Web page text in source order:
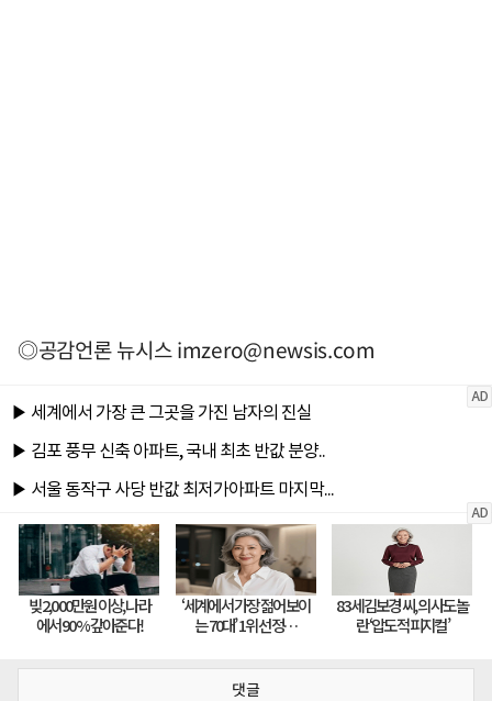
◎공감언론 뉴시스imzero@newsis.com
댓글